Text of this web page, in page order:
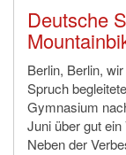
Deutsche
Berlin, Berlin,
Spruch
Gymnasium
Juni über gut
Neben der